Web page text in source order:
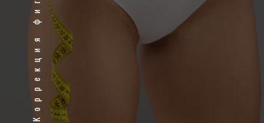
Коррекция фигуры